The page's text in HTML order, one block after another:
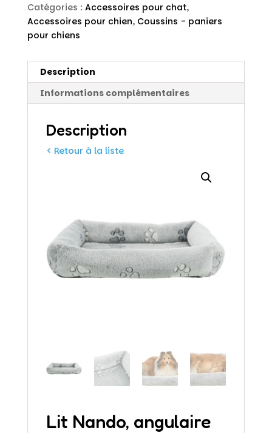
Catégories : Accessoires pour chat,
Accessoires pour chien, Coussins - paniers
pour chiens
Description
Informations complémentaires
Description
< Retour à la liste
Lit Nando, angulaire